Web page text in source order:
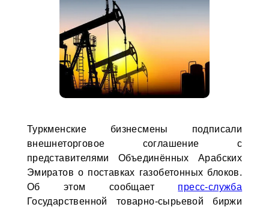
Туркменские бизнесмены подписали
внешнеторговое соглашение с
представителями Объединённых Арабских
Эмиратов о поставках газобетонных блоков.
Об этом сообщает пресс-служба
Государственной товарно-сырьевой биржи